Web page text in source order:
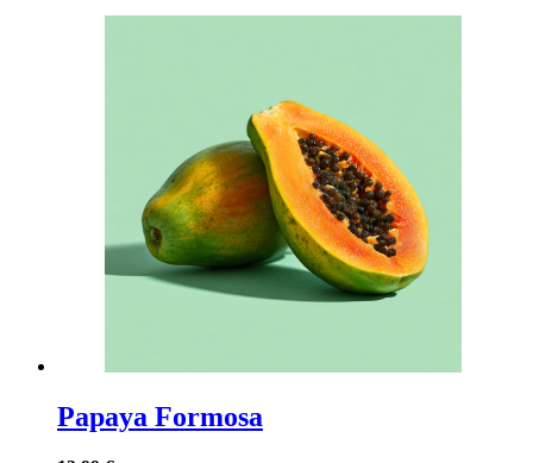
Optionen
können
auf
der
Produktseite
gewählt
werden
Papaya Formosa